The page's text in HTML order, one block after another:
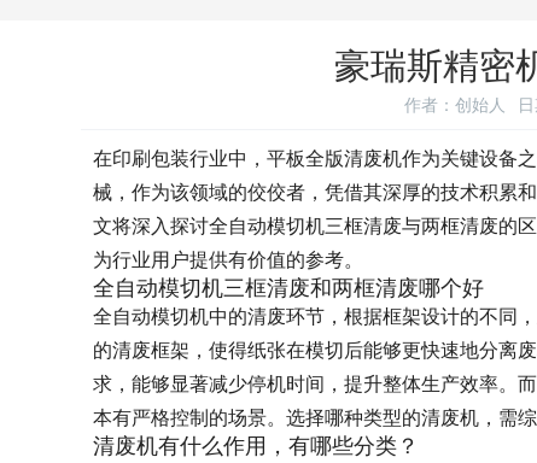
豪瑞斯精密
作者：创始人
在印刷包装行业中，平板全版清废机作为关键设备
械，作为该领域的佼佼者，凭借其深厚的技术积累
文将深入探讨全自动模切机三框清废与两框清废的
为行业用户提供有价值的参考。
全自动模切机三框清废和两框清废哪个好
全自动模切机中的清废环节，根据框架设计的不同
的清废框架，使得纸张在模切后能够更快速地分离
求，能够显著减少停机时间，提升整体生产效率。
本有严格控制的场景。选择哪种类型的清废机，需
清废机有什么作用，有哪些分类？